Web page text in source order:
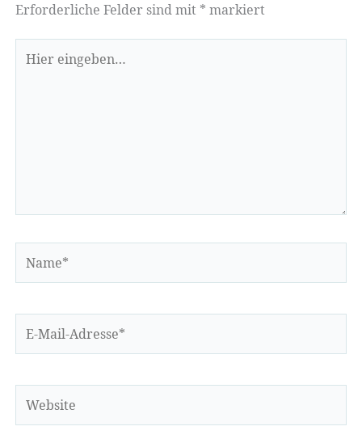
Erforderliche Felder sind mit * markiert
eingeben…
Mail-